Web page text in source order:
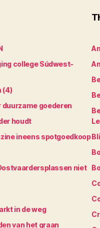
college Súdwest-
(4)
goederen
houdt
ineens spotgoedkoop
niet
in de weg
van het graan